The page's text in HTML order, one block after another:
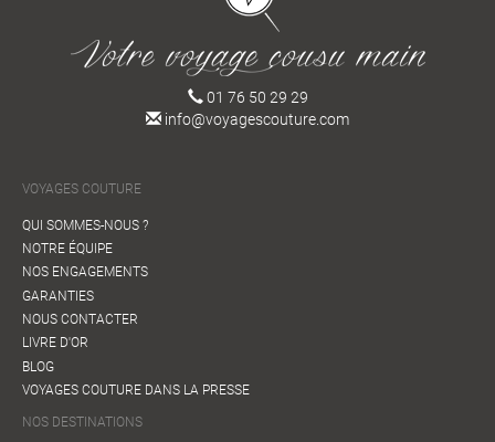
01 76 50 29 29
info@voyagescouture.com
VOYAGES COUTURE
QUI SOMMES-NOUS ?
NOTRE ÉQUIPE
NOS ENGAGEMENTS
GARANTIES
NOUS CONTACTER
LIVRE D'OR
BLOG
VOYAGES COUTURE DANS LA PRESSE
NOS DESTINATIONS